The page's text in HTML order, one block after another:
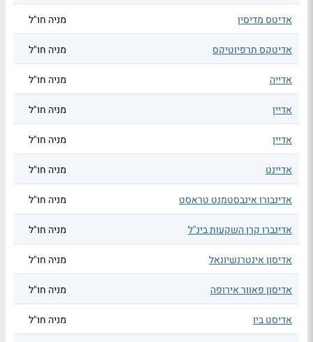
אדיטס מדיסין מניה חו"ל
אדיטקס תרפיוטיקס מניה חו"ל
אדייה מניה חו"ל
אדיין מניה חו"ל
אדיין מניה חו"ל
אדיינט מניה חו"ל
אדינבורו אינבסטמנט טראסט מניה חו"ל
אדינברו קרן השקעות בינ"ל מניה חו"ל
אדיסון אינטרנשיונאל מניה חו"ל
אדיסון פאוור אירופה מניה חו"ל
אדיסט ביו מניה חו"ל